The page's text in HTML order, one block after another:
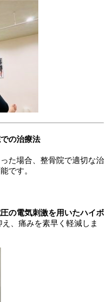
の治療法
た場合、整骨院で適切な治
です。
の電気刺激を用いたハイボ
、痛みを素早く軽減しま